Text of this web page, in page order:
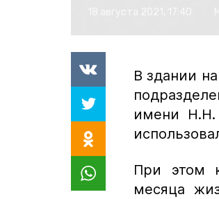
В здании
имени Н.Н.
При этом
месяца